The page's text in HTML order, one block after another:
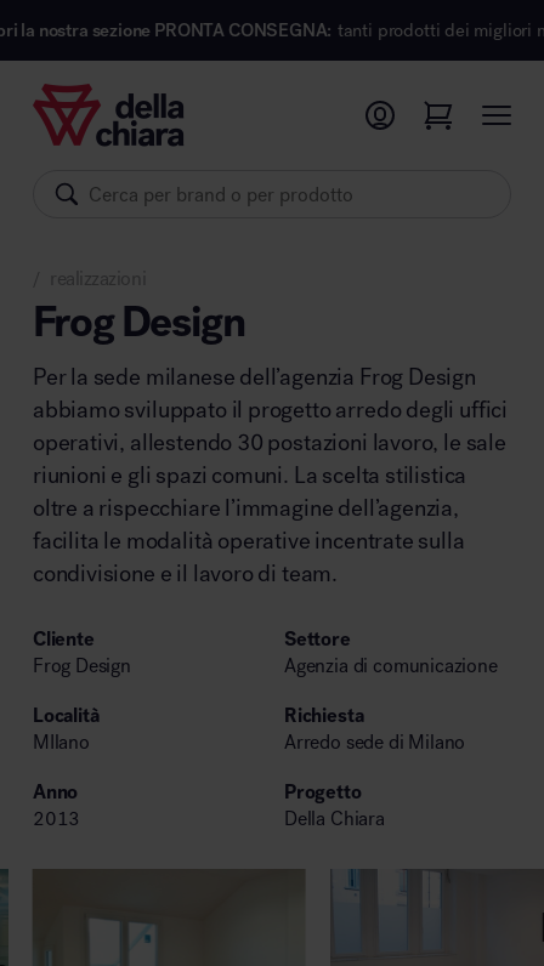
PRONTA CONSEGNA: tanti prodotti dei migliori marchi di
Prodotti
Pronta Consegna
Arredi
Pareti divisorie
Comfort acustico
Accessori
Illuminazione
Ambienti
Arredo area operativa
Area lounge e attesa
Brand
realizzazioni
Frog Design
Per la sede milanese dell’agenzia Frog Design
abbiamo sviluppato il progetto arredo degli uffici
operativi, allestendo 30 postazioni lavoro, le sale
riunioni e gli spazi comuni. La scelta stilistica
oltre a rispecchiare l’immagine dell’agenzia,
facilita le modalità operative incentrate sulla
condivisione e il lavoro di team.
Cliente
Frog Design
Settore
Agenzia di comunicazione
Località
MIlano
Richiesta
Arredo sede di Milano
Anno
2013
Progetto
Della Chiara